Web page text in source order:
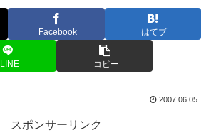
Facebook はてブ
LINE コピー
2007.06.05
スポンサーリンク